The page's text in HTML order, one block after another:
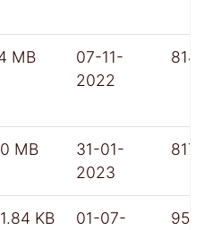
MB
07-11-
2022
814
MB
31-01-
2023
817
KB
01-07-
959